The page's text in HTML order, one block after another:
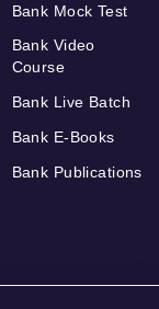
Bank Mock Test
Bank Video
Course
Bank Live Batch
Bank E-Books
Bank Publications